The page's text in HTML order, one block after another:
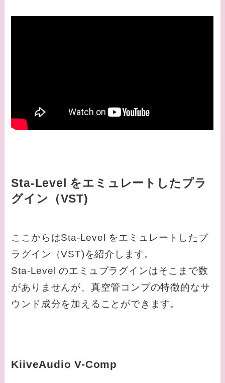
Sta-Level をエミュレートしたプラ
グイン（VST)
ここからはSta-Level をエミュレートしたプ
ラグイン（VST)を紹介します。
Sta-Level のエミュプラグインはそこまで数
がありませんが、真空管コンプの特徴的なサ
ウンド成分を加えることができます。
KiiveAudio V-Comp